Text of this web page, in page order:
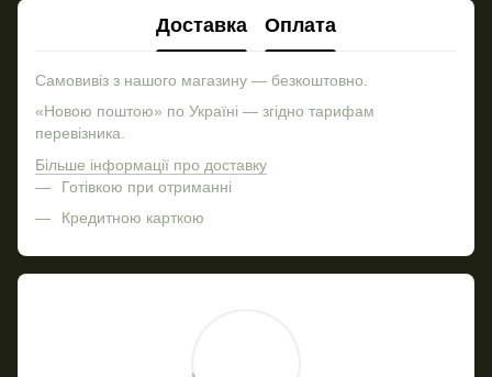
Доставка Оплата
Самовивіз з нашого магазину — безкоштовно.
«Новою поштою» по Україні — згідно тарифам
перевізника.
Більше інформації про доставку
Готівкою при отриманні
Кредитною карткою